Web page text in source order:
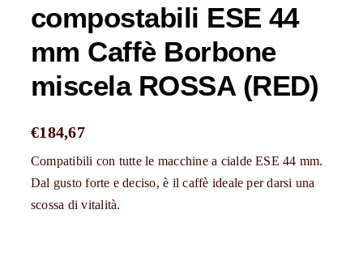
compostabili ESE 44
mm Caffè Borbone
miscela ROSSA (RED)
€184,67
Compatibili con tutte le macchine a cialde ESE 44 mm.
Dal gusto forte e deciso, è il caffè ideale per darsi una
scossa di vitalità.